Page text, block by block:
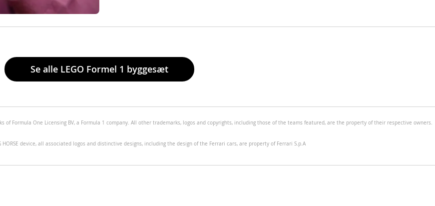
Se alle LEGO Formel 1 byggesæt
of Formula One Licensing BV, a Formula 1 company. All other trademarks, logos and copyrights, including those of the teams featured, are the property of their respective owners.
HORSE device, all associated logos and distinctive designs, including the design of the Ferrari cars, are property of Ferrari S.p.A